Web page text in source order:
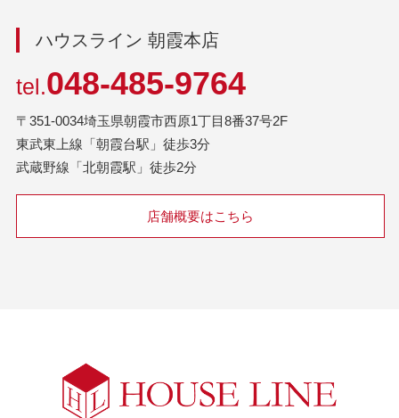
ハウスライン 朝霞本店
tel.048-485-9764
〒351-0034埼玉県朝霞市西原1丁目8番37号2F
東武東上線「朝霞台駅」徒歩3分
武蔵野線「北朝霞駅」徒歩2分
店舗概要はこちら